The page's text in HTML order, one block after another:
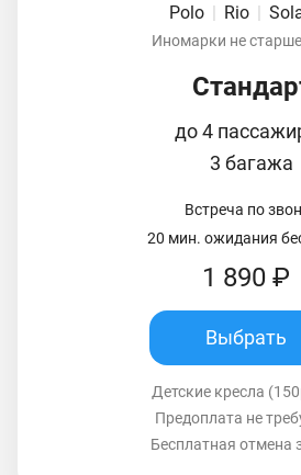
Polo | Rio |
Иномарки не
до 4
3 багажа
Встреча по
20 мин. ожидания
1 890 ₽
Выбрать
Детские кресла
Предоплата не
Бесплатная отмена